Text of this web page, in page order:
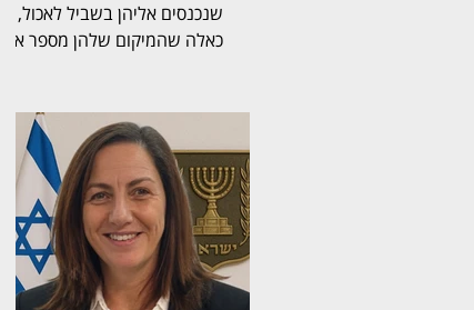
שנכנסים אליהן בשביל לאכול, ויש
כאלה שהמיקום שלהן מספר את
כשרה וגינת אירועים במבנה 10
במתחם התחנה שבנווה צדק,
משלבת מבנה היסטורי, גינה
רחבת ידיים, קרבה לים ומטבח
בשרי הנשען על חומרי גלם, אש
וטכניקת צלייה מדויקת. ריקי,
מנהלת המסעדה, קיבלה את